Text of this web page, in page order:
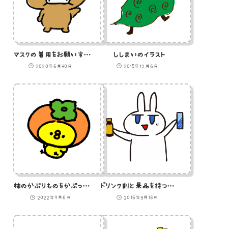
マスクの着用をお願いする熊のイラスト
2020年6月30日
ししまいのイラスト
2015年12月6日
柿のかぶりものをかぶったひよこのイラスト
2022年9月6日
ドリンク剤と景品を持つうさぎのイラスト
2016年3月18日